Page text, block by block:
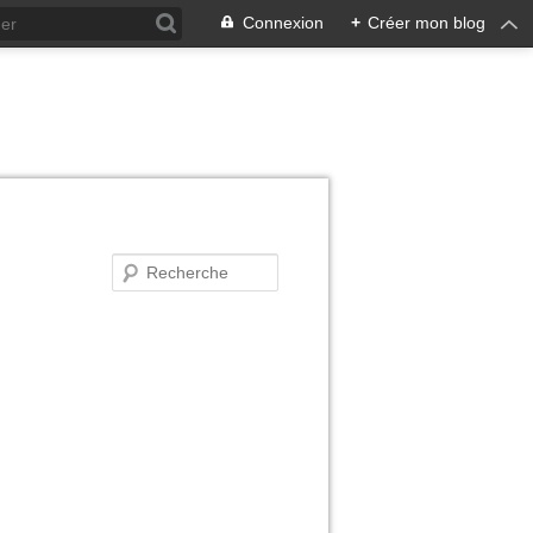
Connexion + Créer mon blog